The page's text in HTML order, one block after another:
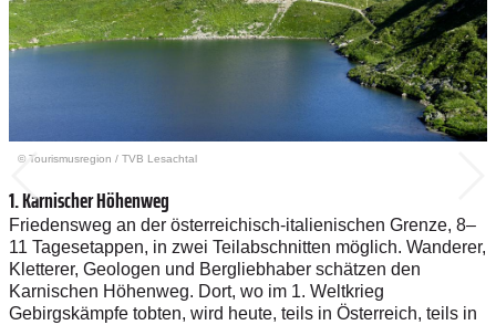
© Tourismusregion / TVB Lesachtal
1. Karnischer Höhenweg
Friedensweg an der österreichisch-italienischen Grenze, 8–
11 Tagesetappen, in zwei Teilabschnitten möglich. Wanderer,
Kletterer, Geologen und Bergliebhaber schätzen den
Karnischen Höhenweg. Dort, wo im 1. Weltkrieg
Gebirgskämpfe tobten, wird heute, teils in Österreich, teils in